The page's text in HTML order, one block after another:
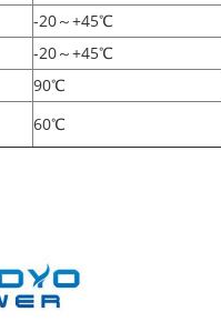
-20～+45℃
-20～+45℃
90℃
60℃